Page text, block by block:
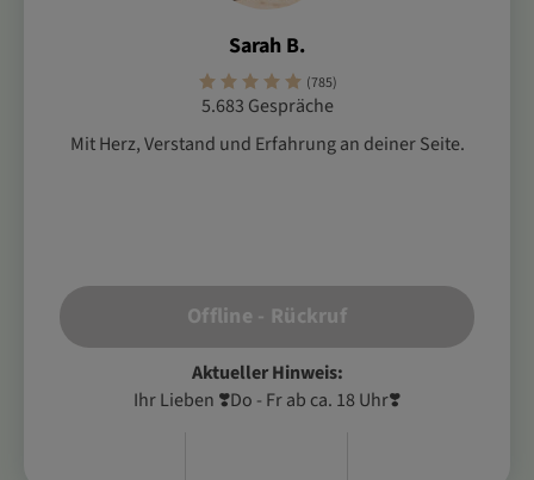
Sarah B.
(785)
5.683 Gespräche
Mit Herz, Verstand und Erfahrung an deiner Seite.
Offline - Rückruf
Aktueller Hinweis:
Ihr Lieben ❣️Do - Fr ab ca. 18 Uhr❣️